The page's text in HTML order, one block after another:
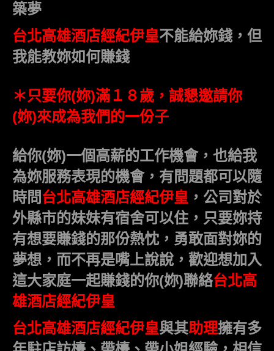
築夢
台北高雄酒店經紀伊皇不能給妳錢，但
我能教妳如何賺錢
＊只要你(妳)滿１８歲，誠懇邀請你
(妳)來成為我們的一份子
給你(妳)一個高薪的工作機會，也給我
為妳服務表現的機會，有問題都可以隨
時問 台北高雄酒店經紀伊皇 ，公司對於
外縣市的妹妹有宿舍可以住，只要妳持
有想要賺錢的那份熱忱，勇敢面對妳的
夢想，而不再是嘴上說說，歡迎想加入
這大家庭一起賺錢的你(妳)聯絡台北高
雄酒店經紀伊皇
台北高雄酒店經紀伊皇與其助理擁有多